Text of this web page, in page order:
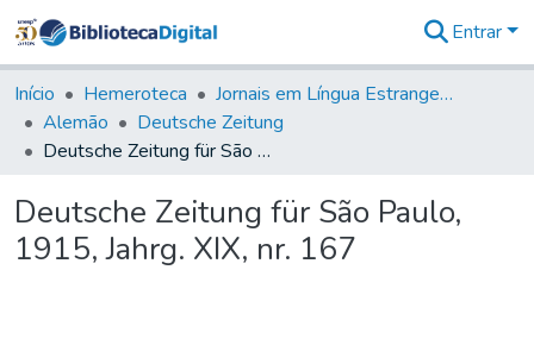
&
Coleções
Tudo na
Biblioteca
Estatísticas
Entrar
Início Hemeroteca
Jornais em Língua Estrangeira
Alemão
Deutsche Zeitung
Deutsche Zeitung für São Paulo, 1915, Jahrg. XIX, nr. 167
Deutsche Zeitung für São Paulo,
1915, Jahrg. XIX, nr. 167